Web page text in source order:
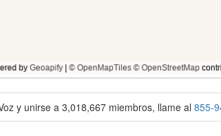
y unirse a 3,018,667 miembros, llame al 855-